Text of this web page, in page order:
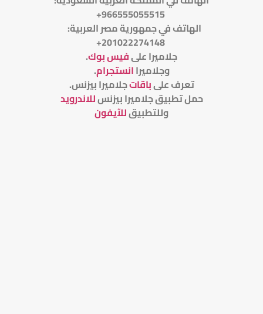
الهاتف في جمهورية مصر العربية:
جلاميرا علىفيس بوك.
وجلاميراانستجرام.
تعرف علىباقاتجلاميرا بيزنس.
حمل تطبيق جلاميرا بيزنسللاندرويد
وللتطبيقللآيفون